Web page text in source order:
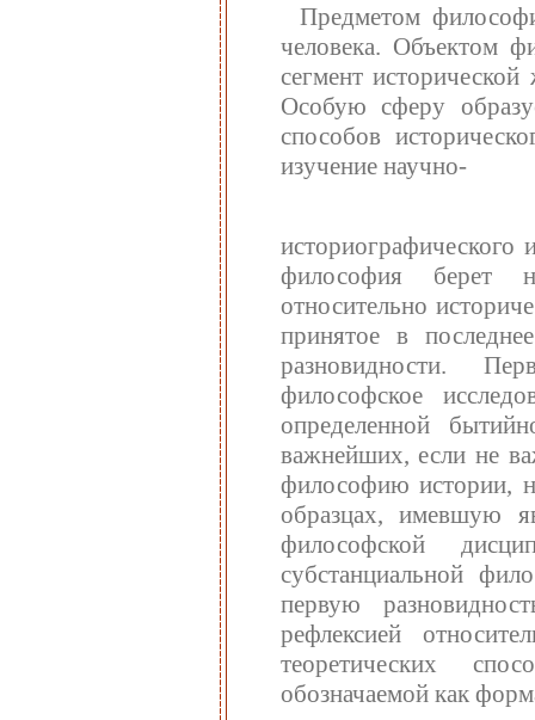
Предметом
человека. Объектом
сегмент
Особую сферу
способов
изучение научно-
философия берет
относительно
принятое в
разновидности.
философское
определенной
важнейших, если не
философию истории,
образцах, имевшую
философской
субстанциальной
первую
рефлексией
теоретических
обозначаемой как